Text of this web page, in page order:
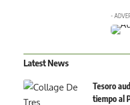
-
Latest News
Tesoro
tiempo al